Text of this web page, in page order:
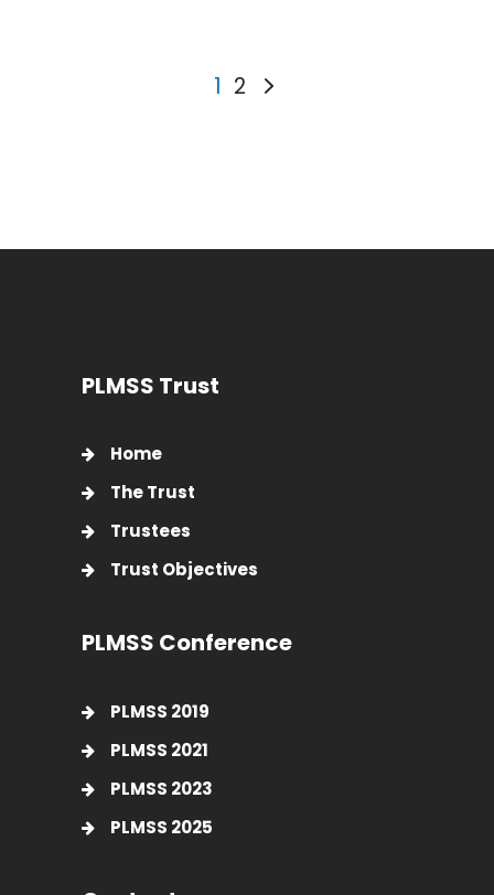
1 2
PLMSS Trust
Home
The Trust
Trustees
Trust Objectives
PLMSS Conference
PLMSS 2019
PLMSS 2021
PLMSS 2023
PLMSS 2025